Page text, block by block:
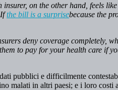
on the other hand, feels
Ifthe bill is a surprisebecause the
deny coverage completely,
to pay for your health care if
pubblici e difficilmente
malati in altri paesi; e i loro costi